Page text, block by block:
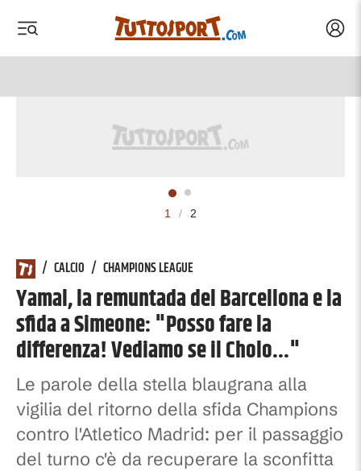
1 / 2
/ CALCIO / CHAMPIONS LEAGUE
Yamal, la remuntada del Barcellona e la
sfida a Simeone: "Posso fare la
differenza! Vediamo se il Cholo..."
Le parole della stella blaugrana alla
vigilia del ritorno della sfida Champions
contro l'Atletico Madrid: per il passaggio
del turno c'è da recuperare la sconfitta